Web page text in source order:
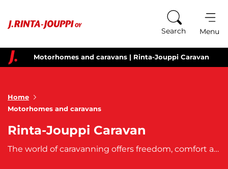
Search Menu
Motorhomes and caravans | Rinta-Jouppi Caravan
Home
Motorhomes and caravans
Rinta-Jouppi Caravan
The world of caravanning offers freedom, comfort and unforgettable travel experiences. Whether you are looking for a campervan, motorhome or caravan, the right choice ensures smooth and enjoyable journeys. With your own caravan or motorhome, you can travel without time pressure – your home travels with you wherever the road leads.